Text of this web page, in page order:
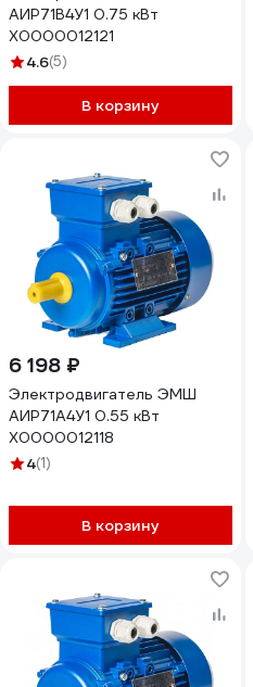
АИР71В4У1 0.75 кВт
Х0000012121
4.6(5)
В корзину
6 198 ₽
Электродвигатель ЭМШ
АИР71А4У1 0.55 кВт
Х0000012118
4(1)
В корзину